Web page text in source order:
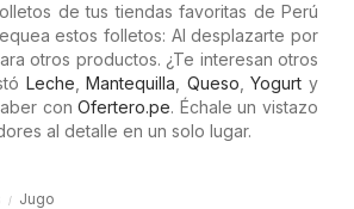
de tus tiendas favoritas de Perú
estos folletos: Al desplazarte por
otros productos. ¿Te interesan otros
Leche ,Mantequilla Queso ,Yogurt y
conOfertero.pe. Échale un vistazo
al detalle en un solo lugar.
Jugo